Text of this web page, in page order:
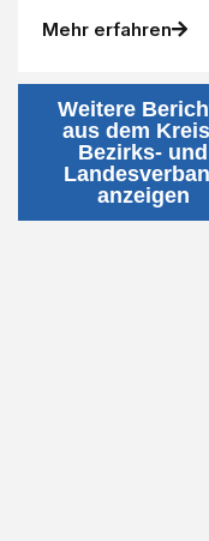
Mehr erfahren
Weitere
aus dem
Bezirks- und
anzeigen